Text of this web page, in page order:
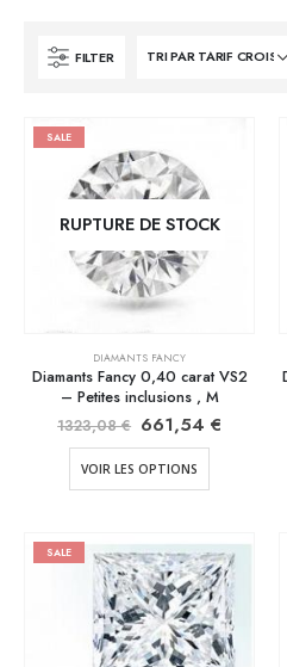
FILTER
SALE
RUPTURE DE STOCK
DIAMANTS FANCY
Diamants Fancy 0,40 carat VS2
– Petites inclusions , M
1323,08€ 661,54 €
VOIR LES OPTIONS
SALE